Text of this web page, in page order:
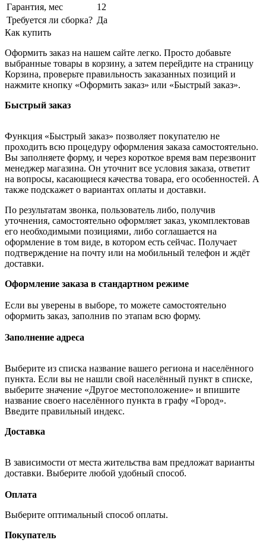
Гарантия, мес
12
Требуется ли сборка? Да
Как купить
Оформить заказ на нашем сайте легко. Просто добавьте
выбранные товары в корзину, а затем перейдите на страницу
Корзина, проверьте правильность заказанных позиций и
нажмите кнопку «Оформить заказ» или «Быстрый заказ».
Быстрый заказ
Функция «Быстрый заказ» позволяет покупателю не
проходить всю процедуру оформления заказа самостоятельно.
Вы заполняете форму, и через короткое время вам перезвонит
менеджер магазина. Он уточнит все условия заказа, ответит
на вопросы, касающиеся качества товара, его особенностей. А
также подскажет о вариантах оплаты и доставки.
По результатам звонка, пользователь либо, получив
уточнения, самостоятельно оформляет заказ, укомплектовав
его необходимыми позициями, либо соглашается на
оформление в том виде, в котором есть сейчас. Получает
подтверждение на почту или на мобильный телефон и ждёт
доставки.
Оформление заказа в стандартном режиме
Если вы уверены в выборе, то можете самостоятельно
оформить заказ, заполнив по этапам всю форму.
Заполнение адреса
Выберите из списка название вашего региона и населённого
пункта. Если вы не нашли свой населённый пункт в списке,
выберите значение «Другое местоположение» и впишите
название своего населённого пункта в графу «Город».
Введите правильный индекс.
Доставка
В зависимости от места жительства вам предложат варианты
доставки. Выберите любой удобный способ.
Оплата
Выберите оптимальный способ оплаты.
Покупатель